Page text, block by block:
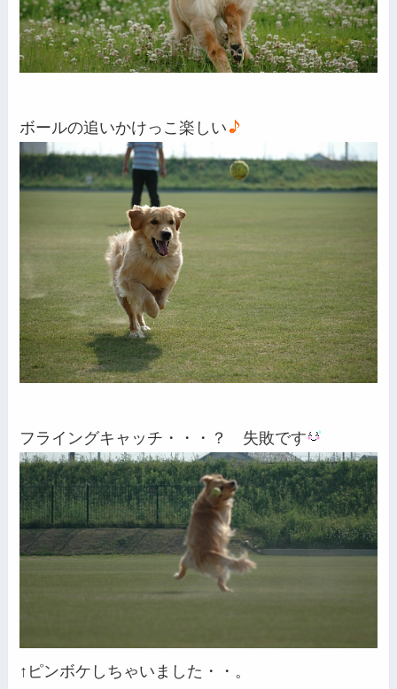
ボールの追いかけっこ楽しい
フライングキャッチ・・・？ 失敗です
↑ピンボケしちゃいました・・。